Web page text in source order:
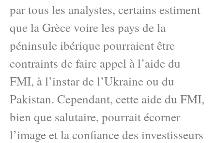
par tous les analystes, certains estiment
que la Grèce voire les pays de la
péninsule ibérique pourraient être
contraints de faire appel à l’aide du
FMI, à l’instar de l’Ukraine ou du
Pakistan. Cependant, cette aide du FMI,
bien que salutaire, pourrait écorner
l’image et la confiance des investisseurs